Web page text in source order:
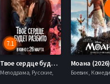
7.1
Твое сердце будет разбито (2026)
Мелодрама, Русские,
Моана (2026)